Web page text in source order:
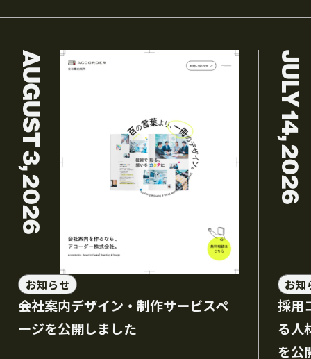
AUGUST 3, 2026
お知らせ
会社案内デザイン・制作サービスペ
ージを公開しました
JULY 14, 2026
お知
採用
る人
を公